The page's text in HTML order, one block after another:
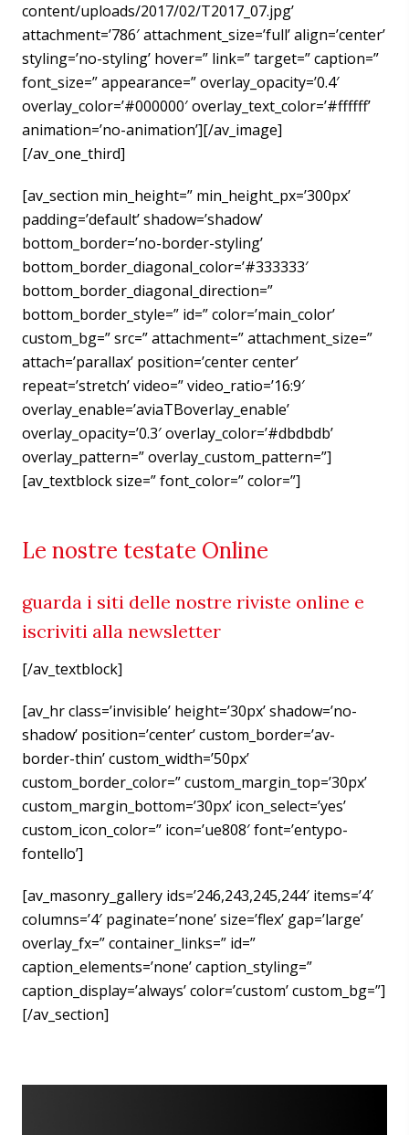
content/uploads/2017/02/T2017_07.jpg’
attachment=’786′ attachment_size=’full’ align=’center’
styling=’no-styling’ hover=” link=” target=” caption=”
font_size=” appearance=” overlay_opacity=’0.4′
overlay_color=’#000000′ overlay_text_color=’#ffffff’
animation=’no-animation’][/av_image]
[/av_one_third]
[av_section min_height=” min_height_px=’300px’
padding=’default’ shadow=’shadow’
bottom_border=’no-border-styling’
bottom_border_diagonal_color=’#333333′
bottom_border_diagonal_direction=”
bottom_border_style=” id=” color=’main_color’
custom_bg=” src=” attachment=” attachment_size=”
attach=’parallax’ position=’center center’
repeat=’stretch’ video=” video_ratio=’16:9′
overlay_enable=’aviaTBoverlay_enable’
overlay_opacity=’0.3′ overlay_color=’#dbdbdb’
overlay_pattern=” overlay_custom_pattern=”]
[av_textblock size=” font_color=” color=”]
Le nostre testate Online
guarda i siti delle nostre riviste online e
iscriviti alla newsletter
[/av_textblock]
[av_hr class=’invisible’ height=’30px’ shadow=’no-
shadow’ position=’center’ custom_border=’av-
border-thin’ custom_width=’50px’
custom_border_color=” custom_margin_top=’30px’
custom_margin_bottom=’30px’ icon_select=’yes’
custom_icon_color=” icon=’ue808′ font=’entypo-
fontello’]
[av_masonry_gallery ids=’246,243,245,244′ items=’4′
columns=’4′ paginate=’none’ size=’flex’ gap=’large’
overlay_fx=” container_links=” id=”
caption_elements=’none’ caption_styling=”
caption_display=’always’ color=’custom’ custom_bg=”]
[/av_section]